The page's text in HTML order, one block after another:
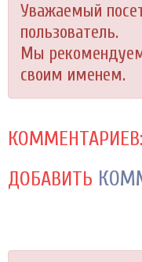
Уважаемый
пользователь.
Мы
своим именем.
КОММЕНТАРИЕВ:
ДОБАВИТЬ